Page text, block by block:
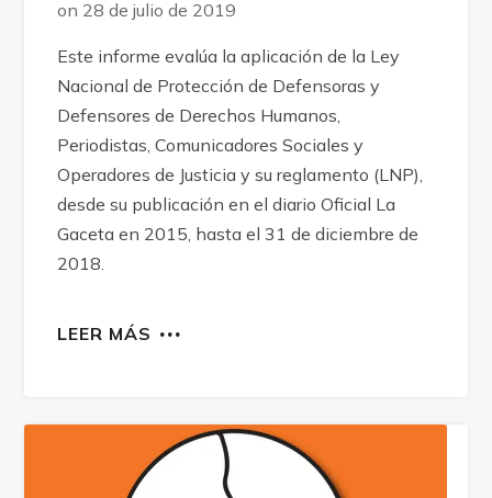
on 28 de julio de 2019
Este informe evalúa la aplicación de la Ley
Nacional de Protección de Defensoras y
Defensores de Derechos Humanos,
Periodistas, Comunicadores Sociales y
Operadores de Justicia y su reglamento (LNP),
desde su publicación en el diario Oficial La
Gaceta en 2015, hasta el 31 de diciembre de
2018.
LEER MÁS